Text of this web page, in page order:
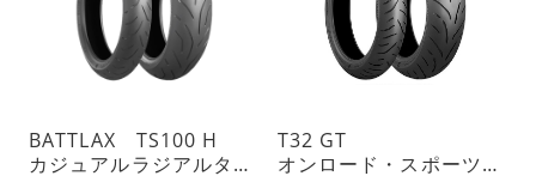
BATTLAX TS100 H
カジュアルラジアルタイヤ
T32 GT
オンロード・スポーツツーリングラジアルタイヤ・チューブレスタイプ